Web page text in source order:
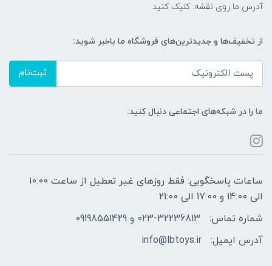
آدرس ما روی نقشه: کلیک کنید
از تخفیف‌ها و جدیدترین‌های فروشگاه ما باخبر شوید:
ثبت‌نام
ما را در شبکه‌های اجتماعی دنبال کنید:
ساعات پاسخگویی: فقط روزهای غیر تعطیل از ساعت 10:00
الی 14:00 و 17:00 الی 21:00
شماره تماس:
023-32236813 و 09198551429
آدرس ایمیل:
info@lbtoys.ir